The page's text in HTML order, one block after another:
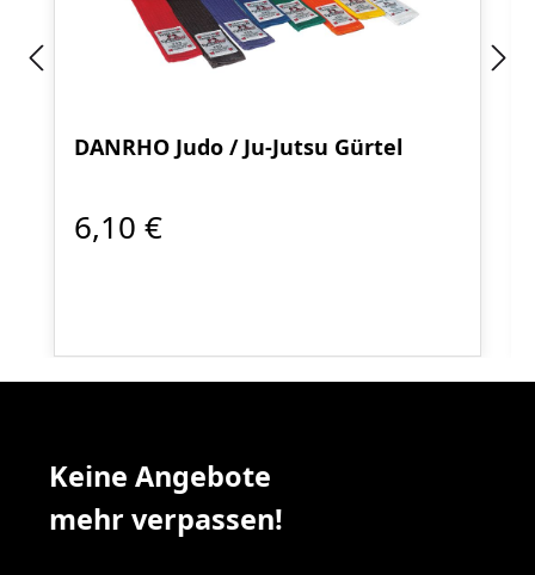
DANRHO Judo / Ju-Jutsu Gürtel
6,10 €
Keine Angebote
mehr verpassen!